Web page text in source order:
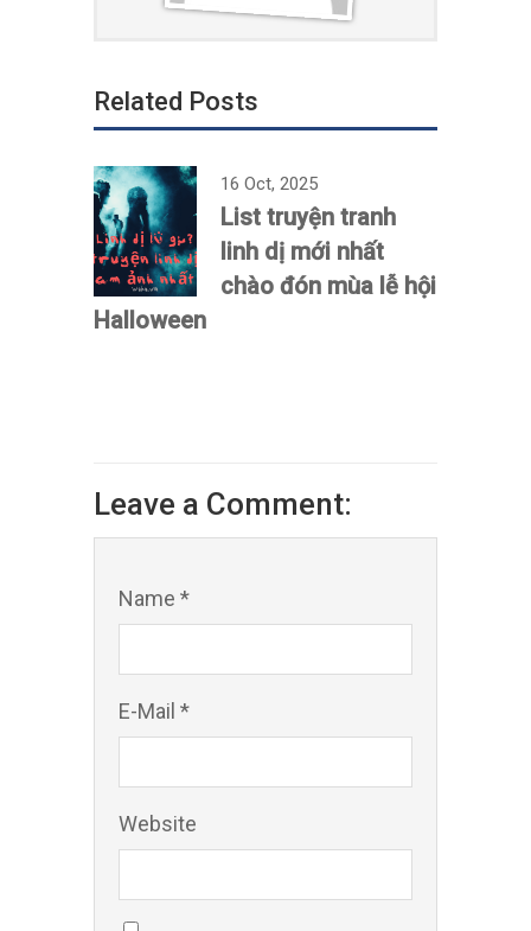
Related Posts
16 Oct, 2025
List truyện tranh
chào đón mùa lễ hội
Halloween
Name *
E-Mail *
Website